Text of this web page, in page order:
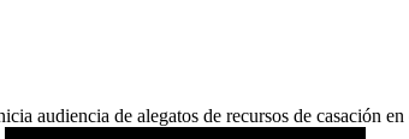
audiencia de alegatos de recursos de casación